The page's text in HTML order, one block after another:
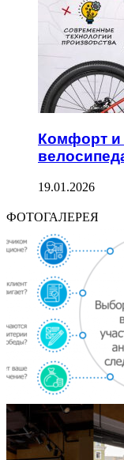
Комфорт и
19.01.2026
ФОТОГАЛЕРЕЯ